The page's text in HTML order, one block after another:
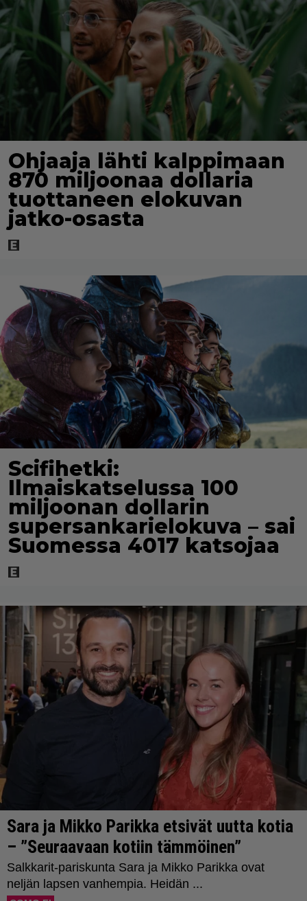
Ohjaaja lähti kalppimaan
870 miljoonaa dollaria
tuottaneen elokuvan
jatko-osasta
Scifihetki:
Ilmaiskatselussa 100
miljoonan dollarin
supersankarielokuva – sai
Suomessa 4017 katsojaa